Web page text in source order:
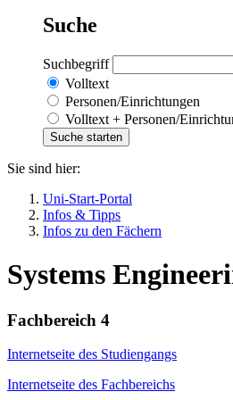
Suche
Suchbegriff
Volltext
Personen/Einrichtungen
Volltext + Personen/
Sie sind hier:
Uni-Start-Portal
Infos & Tipps
Infos zu den Fächern
Systems
Fachbereich 4
Internetseite des Studiengangs
Internetseite des Fachbereichs